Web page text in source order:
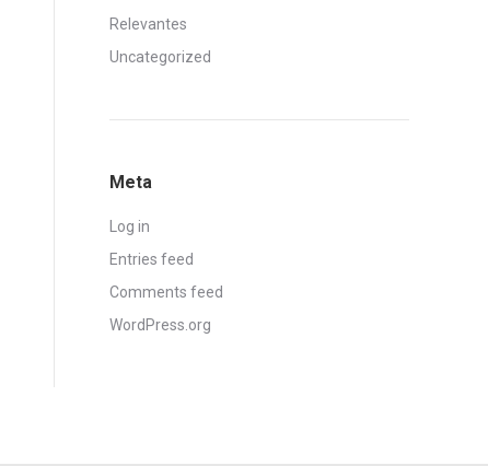
Relevantes
Uncategorized
Meta
Log in
Entries feed
Comments feed
WordPress.org